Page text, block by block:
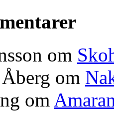
om
om
om